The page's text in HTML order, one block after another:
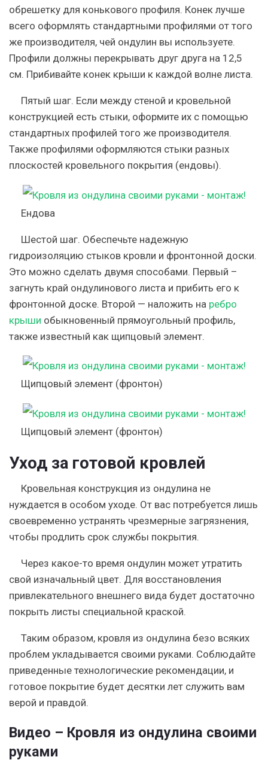
обрешетку для конькового профиля. Конек лучше
всего оформлять стандартными профилями от того
же производителя, чей ондулин вы используете.
Профили должны перекрывать друг друга на 12,5
см. Прибивайте конек крыши к каждой волне листа.
Пятый шаг. Если между стеной и кровельной
конструкцией есть стыки, оформите их с помощью
стандартных профилей того же производителя.
Также профилями оформляются стыки разных
плоскостей кровельного покрытия (ендовы).
Ендова
Шестой шаг. Обеспечьте надежную
гидроизоляцию стыков кровли и фронтонной доски.
Это можно сделать двумя способами. Первый –
загнуть край ондулинового листа и прибить его к
фронтонной доске. Второй — наложить на ребро
крыши обыкновенный прямоугольный профиль,
также известный как щипцовый элемент.
Щипцовый элемент (фронтон)
Щипцовый элемент (фронтон)
Уход за готовой кровлей
Кровельная конструкция из ондулина не
нуждается в особом уходе. От вас потребуется лишь
своевременно устранять чрезмерные загрязнения,
чтобы продлить срок службы покрытия.
Через какое-то время ондулин может утратить
свой изначальный цвет. Для восстановления
привлекательного внешнего вида будет достаточно
покрыть листы специальной краской.
Таким образом, кровля из ондулина безо всяких
проблем укладывается своими руками. Соблюдайте
приведенные технологические рекомендации, и
готовое покрытие будет десятки лет служить вам
верой и правдой.
Видео – Кровля из ондулина своими
руками